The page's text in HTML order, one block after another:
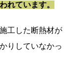
れています。
工した断熱材が
りしていなかっ